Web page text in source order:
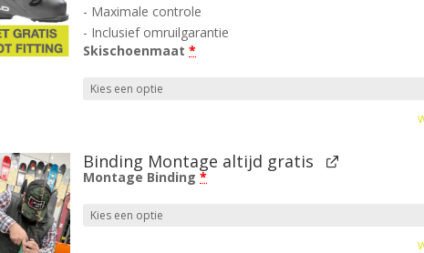
- Maximale controle
- Inclusief omruilgarantie
Skischoenmaat*
Binding Montage altijd gratis
Montage Binding*